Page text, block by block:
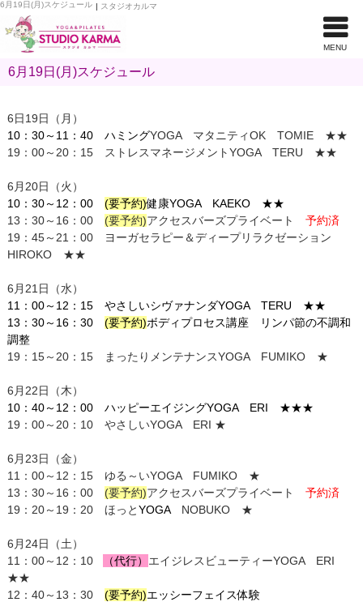
MENU
6月19日(月)スケジュール | スタジオカルマ
6月19日(月)スケジュール
6日19日（月）
10：30～11：40ハミングYOGA マタニティOK TOMIE ★★
19：00～20：15 ストレスマネージメントYOGA TERU ★★
6月20日（火）
10：30～12：00 (要予約)健康YOGA KAEKO ★★
13：30～16：00 (要予約)アクセスバーズプライベート 予約済
19：45～21：00 ヨーガセラピー＆ディープリラクゼーション
HIROKO ★★
6月21日（水）
11：00～12：15 やさしいシヴァナンダYOGA TERU ★★
13：30～16：30 (要予約)ボディプロセス講座 リンパ節の不調和
調整
19：15～20：15
まったりメンテナンスYOGA FUMIKO ★
6月22日（木）
10：40～12：00
ハッピーエイジングYOGA ERI ★★★
19：00～20：10 やさしいYOGA ERI ★
6月23日（金）
11：00～12：15 ゆる～いYOGA FUMIKO ★
13：30～16：00 (要予約)アクセスバーズプライベート 予約済
19：20～19：20 ほっとYOGANOBUKO ★
6月24日（土）
11：00～12：10
（代行） エイジレスビューティーYOGA ERI
★★
12：40～13：30 (要予約)エッシーフェイス体験